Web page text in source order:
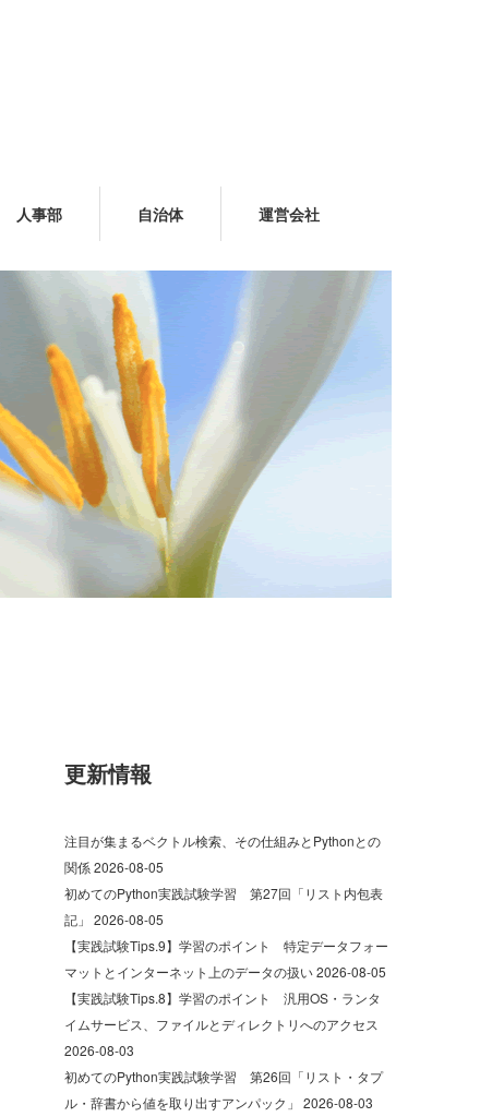
人事部 自治体 運営会社
更新情報
注目が集まるベクトル検索、その仕組みとPythonとの
関係2026-08-05
初めてのPython実践試験学習 第27回「リスト内包表
記」 2026-08-05
【実践試験Tips.9】学習のポイント 特定データフォー
マットとインターネット上のデータの扱い2026-08-05
【実践試験Tips.8】学習のポイント 汎用OS・ランタ
イムサービス、ファイルとディレクトリへのアクセス
2026-08-03
初めてのPython実践試験学習 第26回「リスト・タプ
ル・辞書から値を取り出すアンパック」 2026-08-03